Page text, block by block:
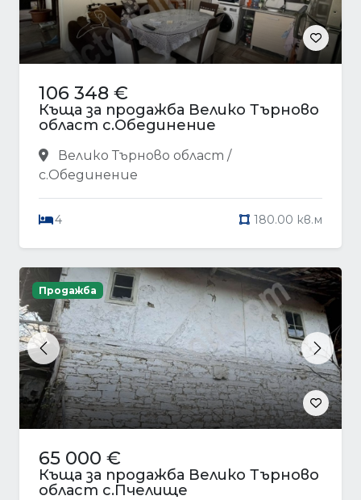
106 348 €
Къща за продажба Велико Търново
област с.Обединение
Велико Търново област /
с.Обединение
4 180.00 кв.м
Previous Next
Продажба
65 000 €
Къща за продажба Велико Търново
област с.Пчелище